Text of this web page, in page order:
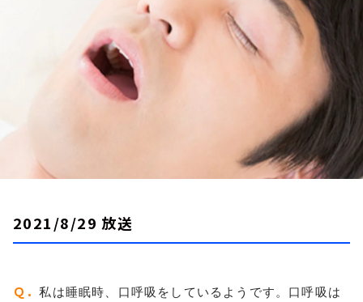
会社情報
2021/8/29 放送
Ｑ．私は睡眠時、口呼吸をしているようです。口呼吸は